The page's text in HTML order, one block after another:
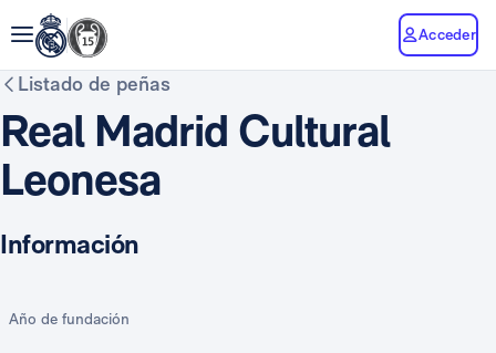
Acceder
Listado de peñas
Real Madrid Cultural
Leonesa
Información
Año de fundación